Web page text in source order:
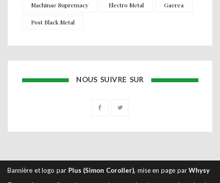
Machinae Supremacy Electro Metal Gaerea
Post Black Metal
NOUS SUIVRE SUR
Bannière et logo par Plus (Simon Coroller), mise en page parWhysy